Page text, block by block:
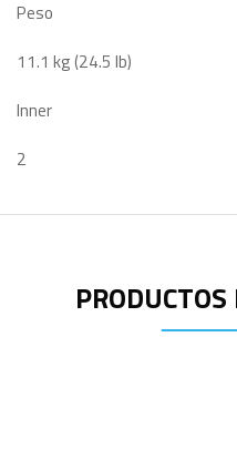
Peso
11.1 kg (24.5 lb)
Inner
2